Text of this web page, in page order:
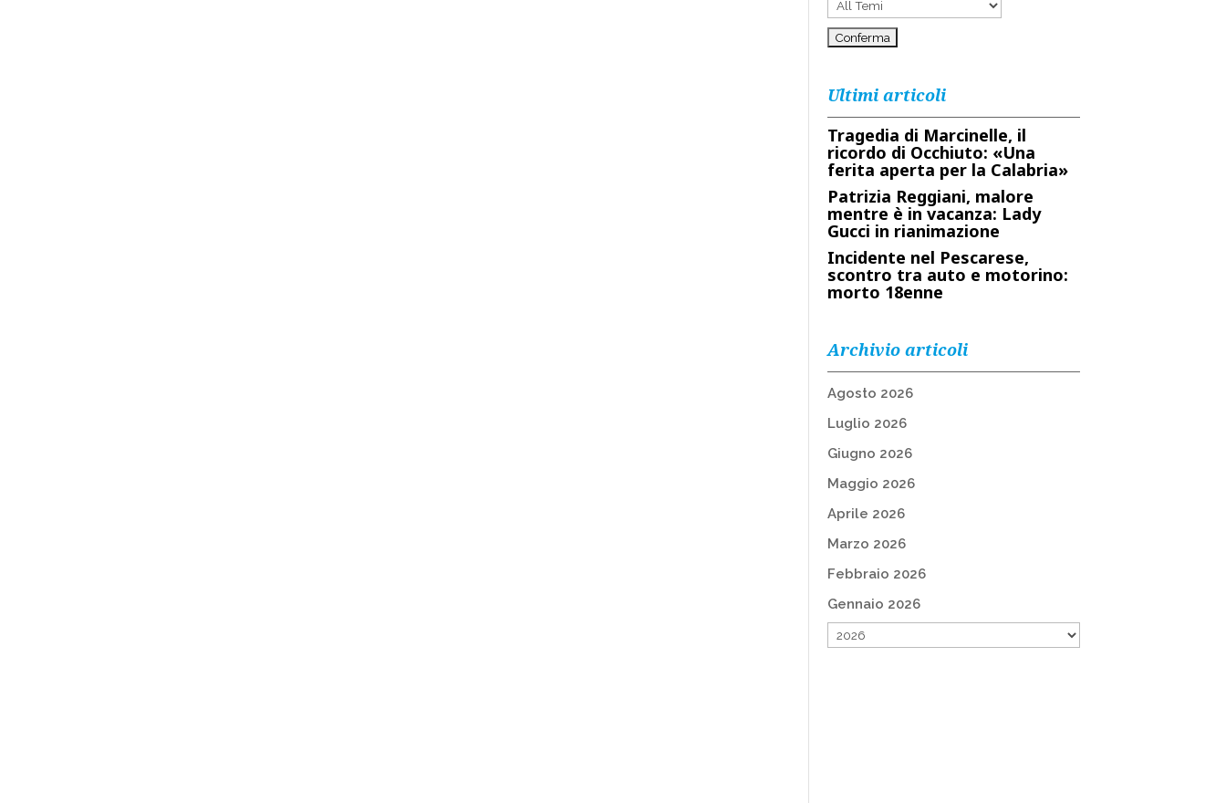
Ultimi articoli
Tragedia di Marcinelle, il
ricordo di Occhiuto: «Una
ferita aperta per la Calabria»
Patrizia Reggiani, malore
mentre è in vacanza: Lady
Gucci in rianimazione
Incidente nel Pescarese,
scontro tra auto e motorino:
morto 18enne
Archivio articoli
Agosto 2026
Luglio 2026
Giugno 2026
Maggio 2026
Aprile 2026
Marzo 2026
Febbraio 2026
Gennaio 2026